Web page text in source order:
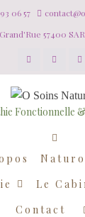
06 57
57400
Fonctionnelle
Le
Contact